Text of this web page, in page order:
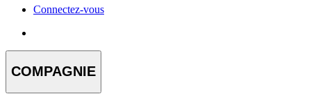
Connectez-vous
COMPAGNIE